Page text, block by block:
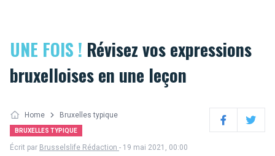
UNE FOIS ! Révisez vos expressions
bruxelloises en une leçon
Home Bruxelles typique
BRUXELLES TYPIQUE FacebookTwitter
Écrit par Brusselslife Rédaction - 19 mai 2021, 00:00